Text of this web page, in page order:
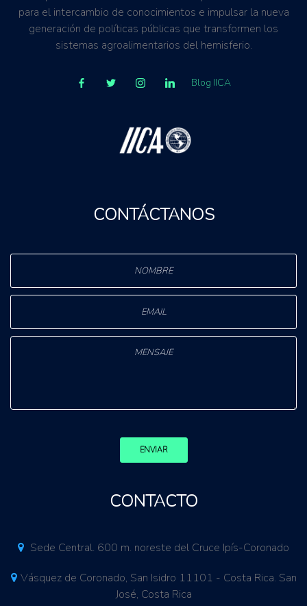
para el intercambio de conocimientos e impulsar la nueva
generación de políticas públicas que transformen los
sistemas agroalimentarios del hemisferio.
Blog IICA
CONTÁCTANOS
ENVIAR
CONTACTO
Sede Central. 600 m. noreste del Cruce Ipís-Coronado
Vásquez de Coronado, San Isidro 11101 - Costa Rica. San
José, Costa Rica